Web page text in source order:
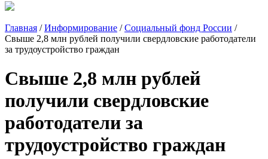
Главная /Информирование /Социальный фонд России /
Свыше 2,8 млн рублей получили свердловские работодатели
за трудоустройство граждан
Свыше 2,8 млн рублей
получили свердловские
работодатели за
трудоустройство граждан